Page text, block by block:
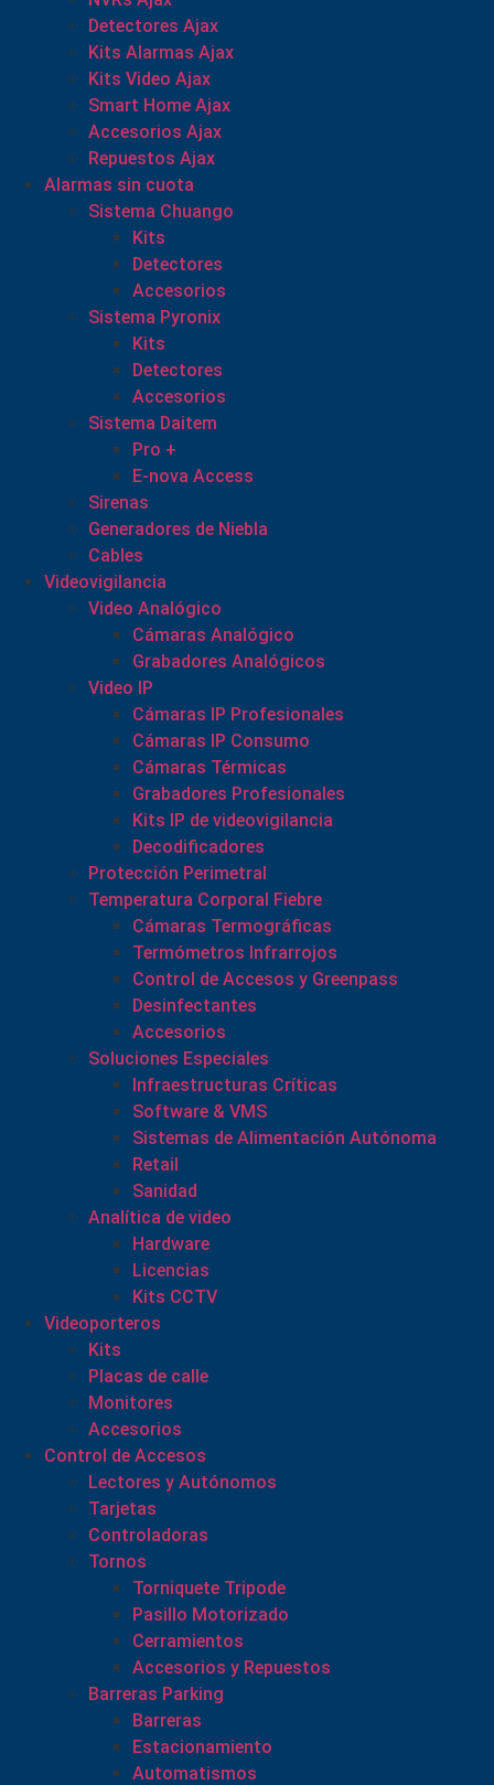
Detectores Ajax
Kits Alarmas Ajax
Kits Video Ajax
Smart Home Ajax
Accesorios Ajax
Repuestos Ajax
Alarmas sin cuota
Sistema Chuango
Kits
Detectores
Accesorios
Sistema Pyronix
Kits
Detectores
Accesorios
Sistema Daitem
Pro +
E-nova Access
Sirenas
Generadores de Niebla
Cables
Videovigilancia
Video Analógico
Cámaras Analógico
Grabadores Analógicos
Video IP
Cámaras IP Profesionales
Cámaras IP Consumo
Cámaras Térmicas
Grabadores Profesionales
Kits IP de videovigilancia
Decodificadores
Protección Perimetral
Temperatura Corporal Fiebre
Cámaras Termográficas
Termómetros Infrarrojos
Control de Accesos y Greenpass
Desinfectantes
Accesorios
Soluciones Especiales
Infraestructuras Críticas
Software & VMS
Sistemas de Alimentación Autónoma
Retail
Sanidad
Analítica de video
Hardware
Licencias
Kits CCTV
Videoporteros
Kits
Placas de calle
Monitores
Accesorios
Control de Accesos
Lectores y Autónomos
Tarjetas
Controladoras
Tornos
Torniquete Tripode
Pasillo Motorizado
Cerramientos
Accesorios y Repuestos
Barreras Parking
Barreras
Estacionamiento
Automatismos